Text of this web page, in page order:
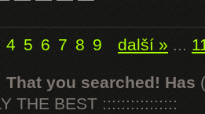
4 5 6 7 8 9 další » ...
That you searched! Has
THE BEST ::::::::::::::::